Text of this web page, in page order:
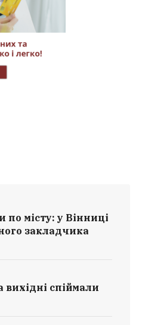
по місту: у Вінниці
закладчика
вихідні спіймали